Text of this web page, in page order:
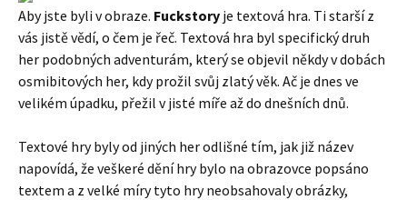
Aby jste byli v obraze. Fuckstory je textová hra. Ti starší z
vás jistě vědí, o čem je řeč. Textová hra byl specifický druh
her podobných adventurám, který se objevil někdy v dobách
osmibitových her, kdy prožil svůj zlatý věk. Ač je dnes ve
velikém úpadku, přežil v jisté míře až do dnešních dnů.
Textové hry byly od jiných her odlišné tím, jak již název
napovídá, že veškeré dění hry bylo na obrazovce popsáno
textem a z velké míry tyto hry neobsahovaly obrázky,